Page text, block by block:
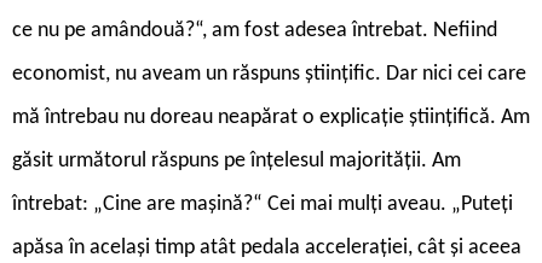
ce nu pe amândouă?“, am fost adesea întrebat. Nefiind
economist, nu aveam un răspuns științific. Dar nici cei care
mă întrebau nu doreau neapărat o explicație științifică. Am
găsit următorul răspuns pe înțelesul majorității. Am
întrebat: „Cine are mașină?“ Cei mai mulți aveau. „Puteți
apăsa în același timp atât pedala accelerației, cât și aceea